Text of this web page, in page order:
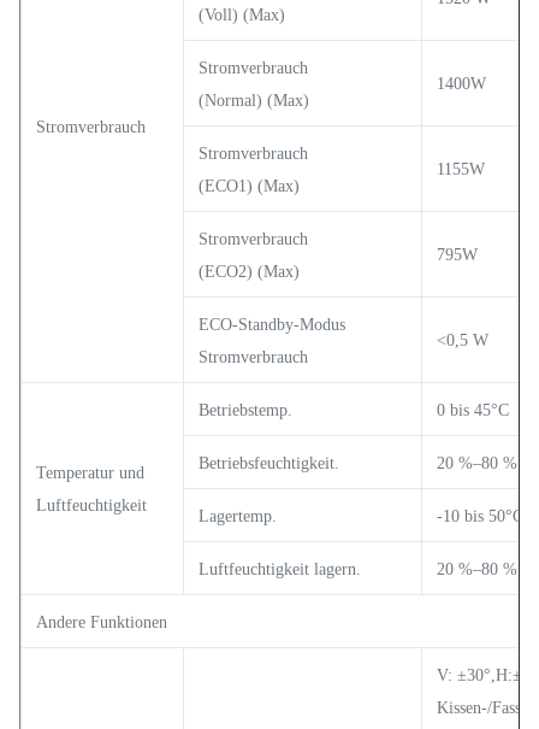
Stromverbrauch
(Voll) (Max)
Stromverbrauch
(Normal) (Max)
1400W
Stromverbrauch
(ECO1) (Max)
1155W
Stromverbrauch
(ECO2) (Max)
795W
ECO-Standby-Modus
Stromverbrauch
<0,5 W
Temperatur und
Luftfeuchtigkeit
Betriebstemp. 0 bis 45°C
Betriebsfeuchtigkeit. 20 %–80 %
Lagertemp. -10 bis 50°C
Luftfeuchtigkeit lagern. 20 %–80 %
Andere Funktionen
V:
Kissen-/